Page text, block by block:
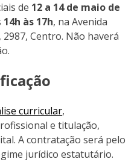
de 12 a 14 de maio de
14h às 17h, na Avenida
Centro. Não haverá
curricular,
e titulação,
A contratação será pelo
jurídico estatutário.